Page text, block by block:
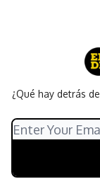
¿Qué hay detrás